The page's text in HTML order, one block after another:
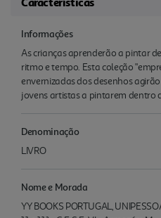
Informações
As crianças aprenderão a pintar
ritmo e tempo. Esta coleção
envernizadas dos desenhos
jovens artistas a pintarem dentro
Denominação
LIVRO
Nome e Morada
YY BOOKS PORTUGAL,